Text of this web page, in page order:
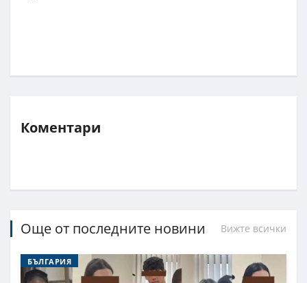
Коментари
Още от последните новини Вижте всички
БЪЛГАРИЯ